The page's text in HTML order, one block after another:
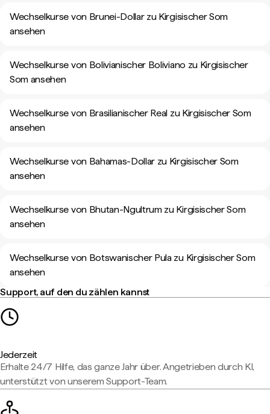
Wechselkurse von Brunei-Dollar zu Kirgisischer Som
ansehen
Wechselkurse von Bolivianischer Boliviano zu Kirgisischer
Som ansehen
Wechselkurse von Brasilianischer Real zu Kirgisischer Som
ansehen
Wechselkurse von Bahamas-Dollar zu Kirgisischer Som
ansehen
Wechselkurse von Bhutan-Ngultrum zu Kirgisischer Som
ansehen
Wechselkurse von Botswanischer Pula zu Kirgisischer Som
ansehen
Support, auf den du zählen kannst
Jederzeit
Erhalte 24/7 Hilfe, das ganze Jahr über. Angetrieben durch KI,
unterstützt von unserem Support-Team.